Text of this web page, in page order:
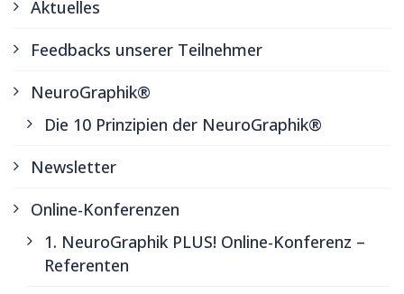
Aktuelles
Feedbacks unserer Teilnehmer
NeuroGraphik®
Die 10 Prinzipien der NeuroGraphik®
Newsletter
Online-Konferenzen
1. NeuroGraphik PLUS! Online-Konferenz –
Referenten